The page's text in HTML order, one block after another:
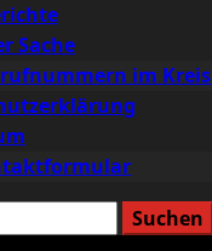
Sache
im Kreis